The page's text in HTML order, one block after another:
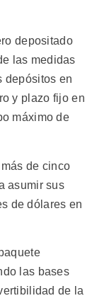
depositado
las medidas
depósitos en
y plazo fijo en
máximo de
de cinco
asumir sus
de dólares en
las bases
de la